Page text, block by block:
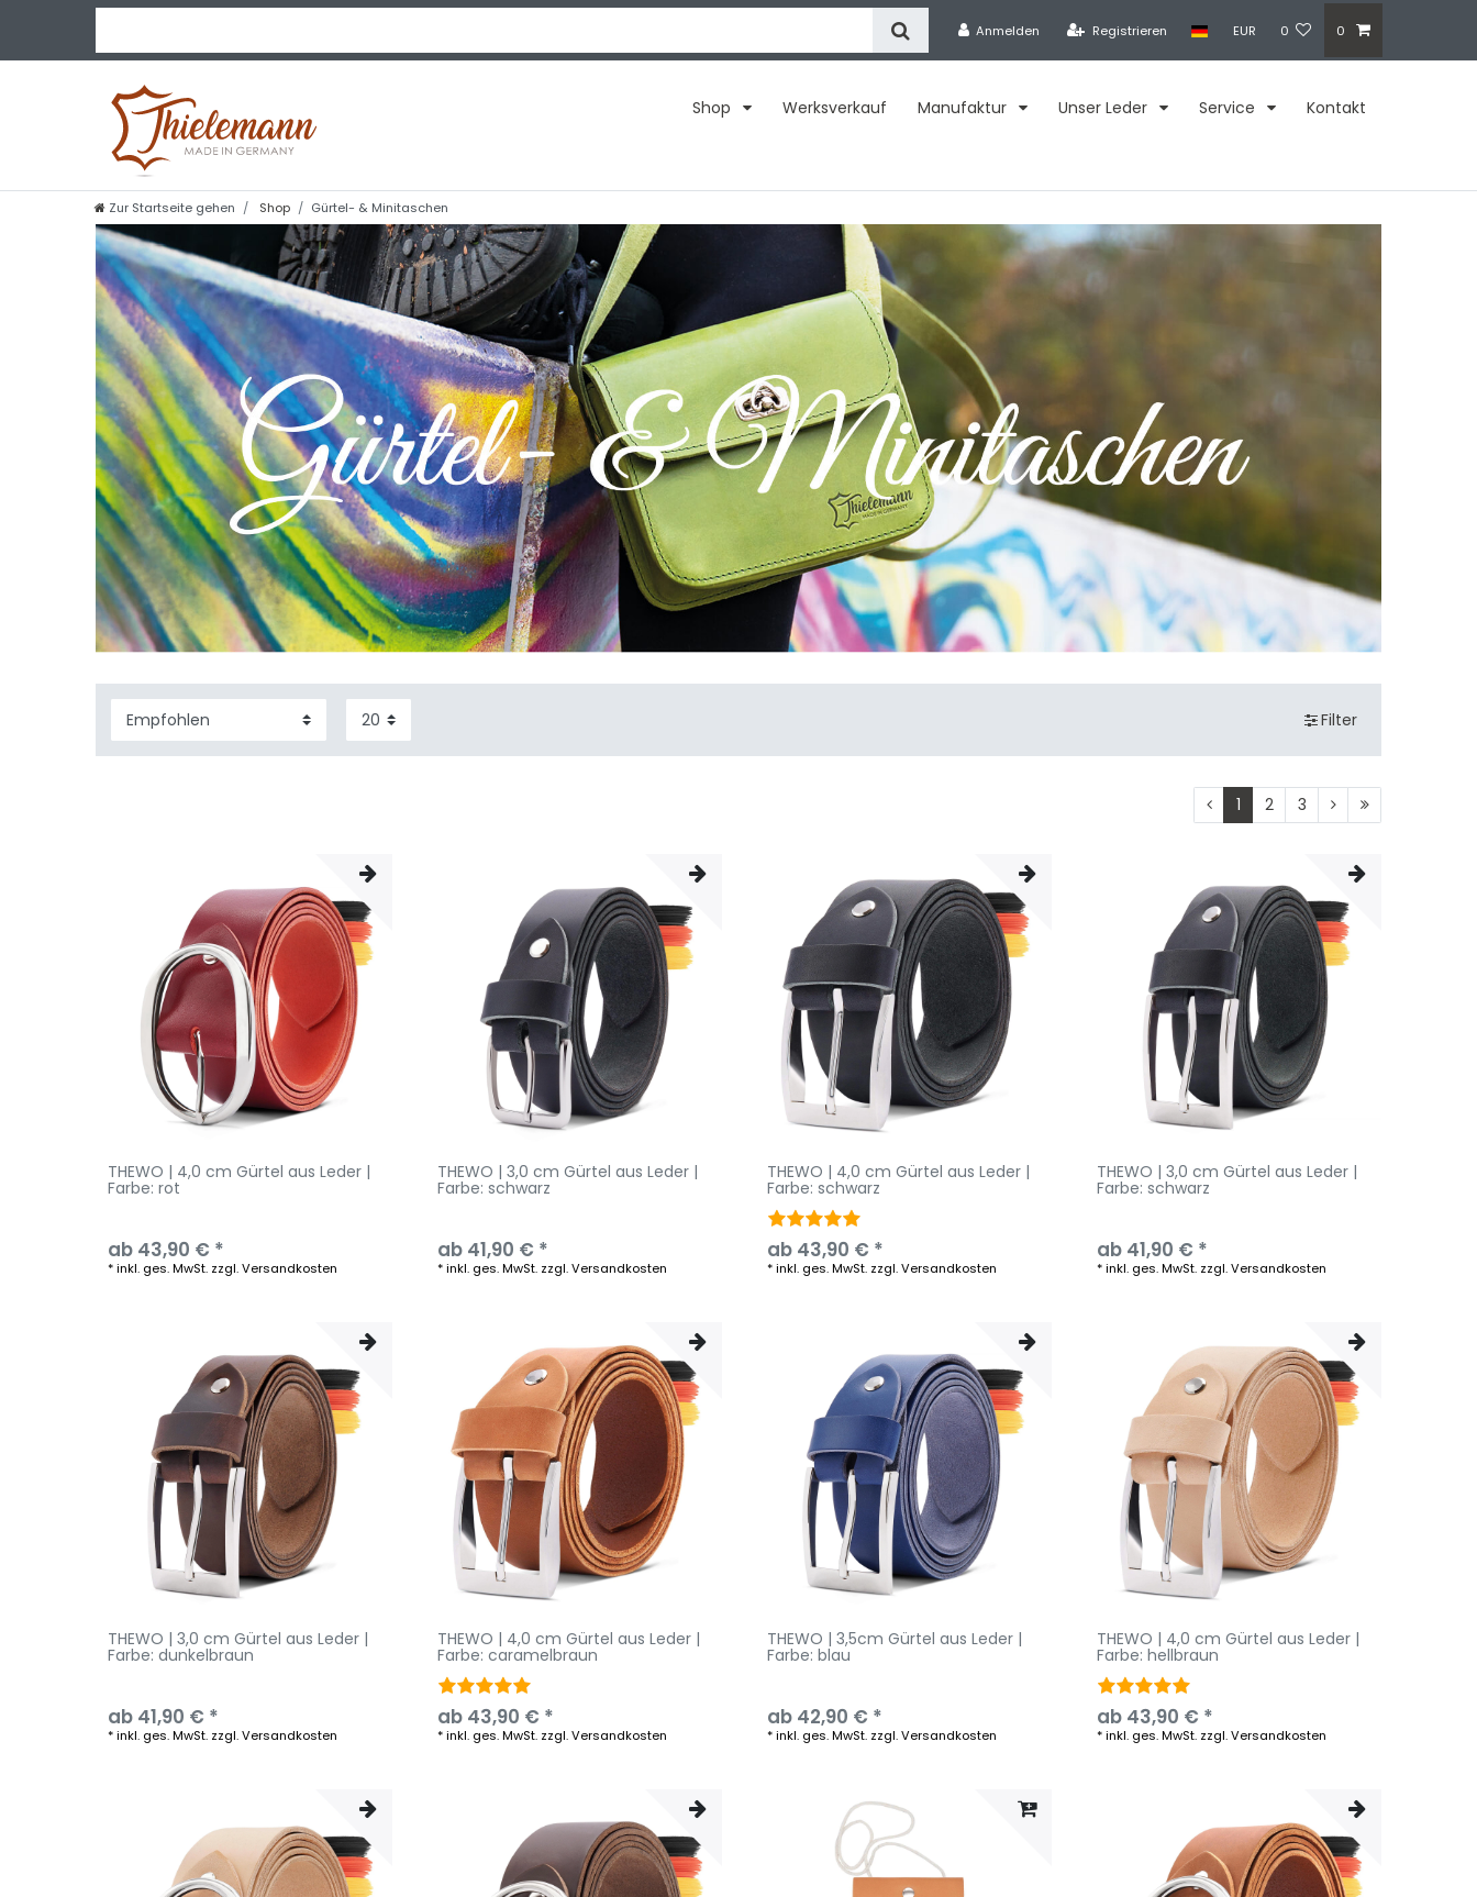
Anmelden Registrieren EUR 0 0
Shop Werksverkauf Manufaktur Unser Leder Service Kontakt
Zur Startseite gehen Shop Gürtel- & Minitaschen
Filter
1 2 3
THEWO | 4,0 cm Gürtel aus Leder |
Farbe: rot
ab 43,90 € *
*inkl. ges. MwSt. zzgl.Versandkosten
THEWO | 3,0 cm Gürtel aus Leder |
Farbe: schwarz
ab 41,90 € *
*inkl. ges. MwSt. zzgl.Versandkosten
THEWO | 4,0 cm Gürtel aus Leder |
Farbe: schwarz
ab 43,90 € *
*inkl. ges. MwSt. zzgl.Versandkosten
THEWO | 3,0 cm Gürtel aus Leder |
Farbe: schwarz
ab 41,90 € *
*inkl. ges. MwSt. zzgl.Versandkosten
THEWO | 3,0 cm Gürtel aus Leder |
Farbe: dunkelbraun
ab 41,90 € *
*inkl. ges. MwSt. zzgl.Versandkosten
THEWO | 4,0 cm Gürtel aus Leder |
Farbe: caramelbraun
ab 43,90 € *
*inkl. ges. MwSt. zzgl.Versandkosten
THEWO | 3,5cm Gürtel aus Leder |
Farbe: blau
ab 42,90 € *
*inkl. ges. MwSt. zzgl.Versandkosten
THEWO | 4,0 cm Gürtel aus Leder |
Farbe: hellbraun
ab 43,90 € *
*inkl. ges. MwSt. zzgl.Versandkosten